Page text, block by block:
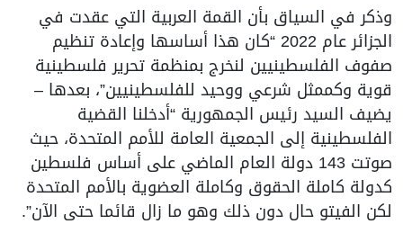
وذكر في السياق بأن القمة العربية التي عقدت في
الجزائر عام 2022 “كان هذا أساسها وإعادة تنظيم
صفوف الفلسطينيين لنخرج بمنظمة تحرير فلسطينية
قوية وكممثل شرعي ووحيد للفلسطينيين”، بعدها –
يضيف السيد رئيس الجمهورية “أدخلنا القضية
الفلسطينية إلى الجمعية العامة للأمم المتحدة، حيث
صوتت 143 دولة العام الماضي على أساس فلسطين
كدولة كاملة الحقوق وكاملة العضوية بالأمم المتحدة
لكن الفيتو حال دون ذلك وهو ما زال قائما حتى الآن”.